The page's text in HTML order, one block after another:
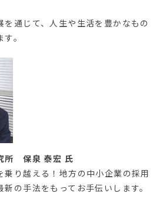
通じて、人生や生活を豊かなもの
。
所保泉 泰宏 氏
乗り越える！地方の中小企業の採用
の手法をもってお手伝いします。